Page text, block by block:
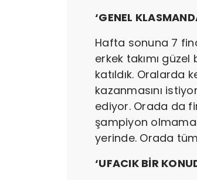
‘GENEL
Hafta sonuna 7
erkek takımı
katıldık. Oralarda
kazanmasını
ediyor. Orada da
şampiyon
yerinde. Orada
‘UFACIK BİR